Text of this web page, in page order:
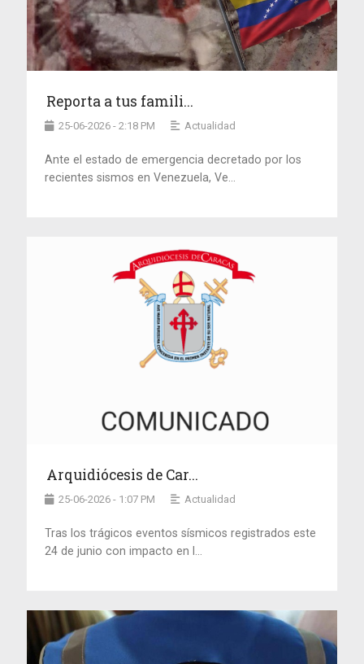
Reporta a tus famili...
25-06-2026 - 2:18 PM Actualidad
Ante el estado de emergencia decretado por los
recientes sismos en Venezuela, Ve...
Arquidiócesis de Car...
25-06-2026 - 1:07 PM Actualidad
Tras los trágicos eventos sísmicos registrados este
24 de junio con impacto en l...